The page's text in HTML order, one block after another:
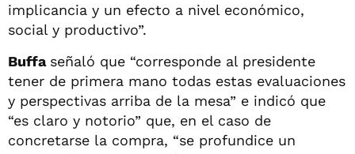
implicancia y un efecto a nivel económico,
social y productivo”.
Buffa señaló que “corresponde al presidente
tener de primera mano todas estas evaluaciones
y perspectivas arriba de la mesa” e indicó que
“es claro y notorio” que, en el caso de
concretarse la compra, “se profundice un